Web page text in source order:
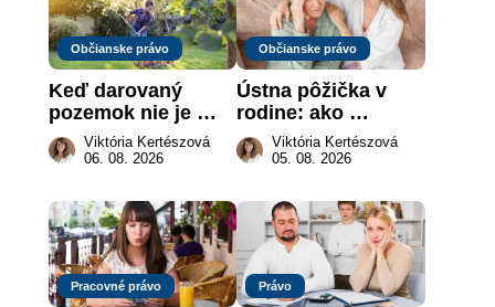
Občianske právo
Keď darovaný
pozemok nie je
„hotová vec“: kedy
môže darca žiadať
Viktória Kertészová
06. 08. 2026
Občianske právo
Ústna pôžička v
rodine: ako
vymôcť peniaze,
keď na papieri nie
Viktória Kertészová
05. 08. 2026
Pracovné právo Právo